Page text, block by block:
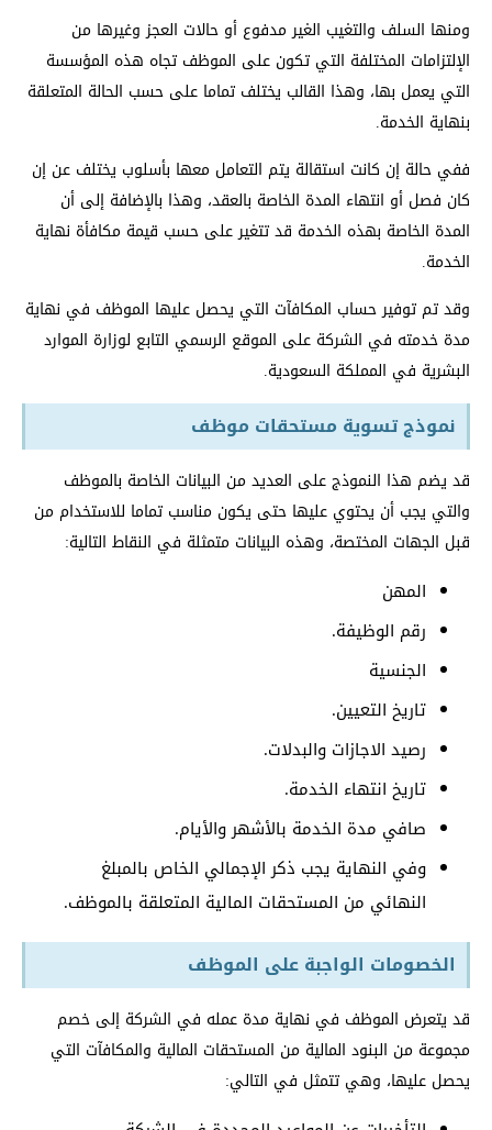
ومنها السلف والتغيب الغير مدفوع أو حالات العجز وغيرها من
الإلتزامات المختلفة التي تكون على الموظف تجاه هذه المؤسسة
التي يعمل بها، وهذا القالب يختلف تماما على حسب الحالة المتعلقة
بنهاية الخدمة.
ففي حالة إن كانت استقالة يتم التعامل معها بأسلوب يختلف عن إن
كان فصل أو انتهاء المدة الخاصة بالعقد، وهذا بالإضافة إلى أن
المدة الخاصة بهذه الخدمة قد تتغير على حسب قيمة مكافأة نهاية
الخدمة.
وقد تم توفير حساب المكافآت التي يحصل عليها الموظف في نهاية
مدة خدمته في الشركة على الموقع الرسمي التابع لوزارة الموارد
البشرية في المملكة السعودية.
نموذج تسوية مستحقات موظف
قد يضم هذا النموذج على العديد من البيانات الخاصة بالموظف
والتي يجب أن يحتوي عليها حتى يكون مناسب تماما للاستخدام من
قبل الجهات المختصة، وهذه البيانات متمثلة في النقاط التالية:
المهن
رقم الوظيفة.
الجنسية
تاريخ التعيين.
رصيد الاجازات والبدلات.
تاريخ انتهاء الخدمة.
صافي مدة الخدمة بالأشهر والأيام.
وفي النهاية يجب ذكر الإجمالي الخاص بالمبلغ
النهائي من المستحقات المالية المتعلقة بالموظف.
الخصومات الواجبة على الموظف
قد يتعرض الموظف في نهاية مدة عمله في الشركة إلى خصم
مجموعة من البنود المالية من المستحقات المالية والمكافآت التي
يحصل عليها، وهي تتمثل في التالي: